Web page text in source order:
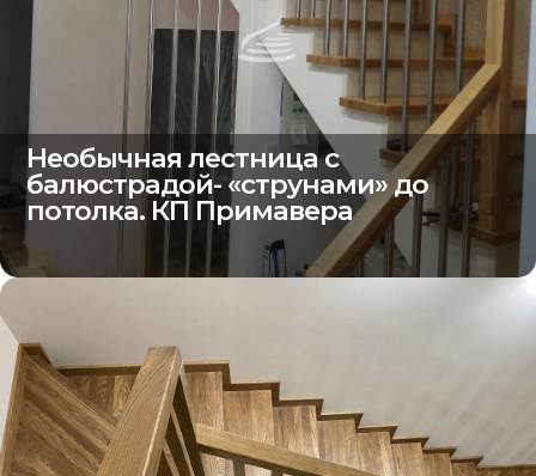
Необычная лестница с
балюстрадой- «струнами» до
потолка. КП Примавера